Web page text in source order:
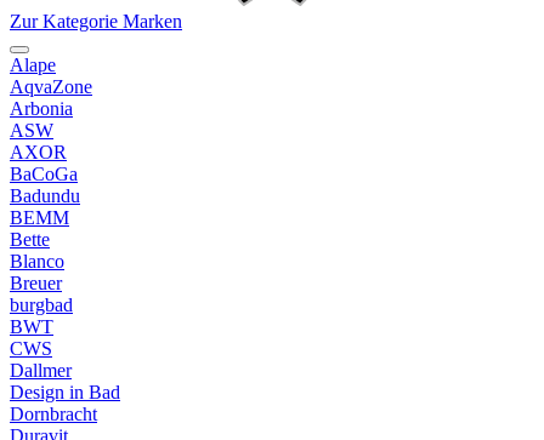
Zur Kategorie Marken
Alape
AqvaZone
Arbonia
ASW
AXOR
BaCoGa
Badundu
BEMM
Bette
Blanco
Breuer
burgbad
BWT
CWS
Dallmer
Design in Bad
Dornbracht
Duravit